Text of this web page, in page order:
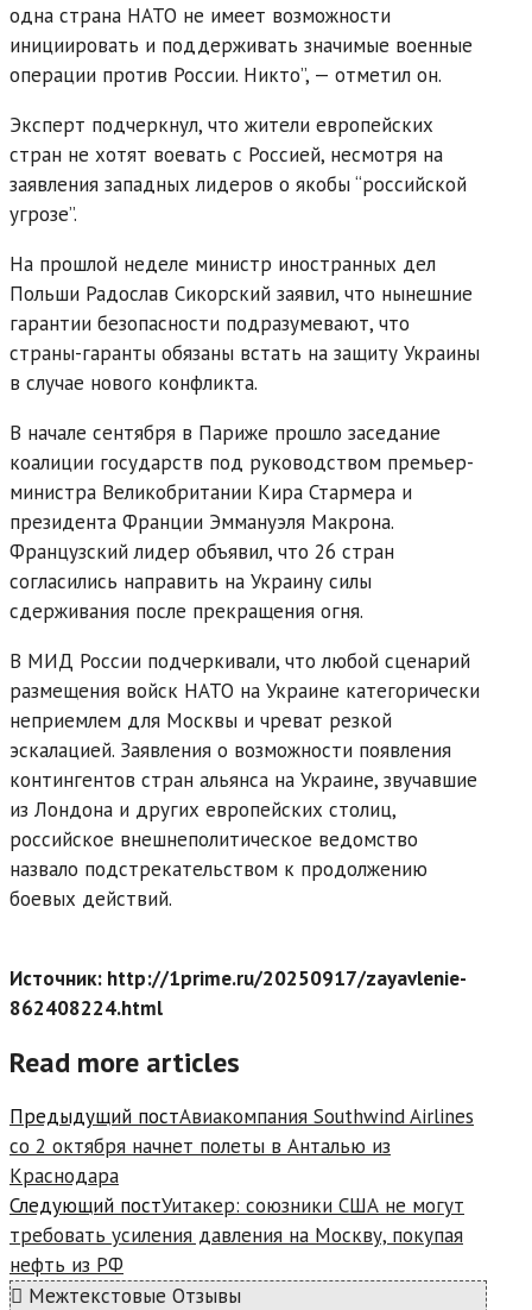
одна страна НАТО не имеет возможности
инициировать и поддерживать значимые военные
операции против России. Никто”, — отметил он.
Эксперт подчеркнул, что жители европейских
стран не хотят воевать с Россией, несмотря на
заявления западных лидеров о якобы “российской
угрозе”.
На прошлой неделе министр иностранных дел
Польши Радослав Сикорский заявил, что нынешние
гарантии безопасности подразумевают, что
страны-гаранты обязаны встать на защиту Украины
в случае нового конфликта.
В начале сентября в Париже прошло заседание
коалиции государств под руководством премьер-
министра Великобритании Кира Стармера и
президента Франции Эммануэля Макрона.
Французский лидер объявил, что 26 стран
согласились направить на Украину силы
сдерживания после прекращения огня.
В МИД России подчеркивали, что любой сценарий
размещения войск НАТО на Украине категорически
неприемлем для Москвы и чреват резкой
эскалацией. Заявления о возможности появления
контингентов стран альянса на Украине, звучавшие
из Лондона и других европейских столиц,
российское внешнеполитическое ведомство
назвало подстрекательством к продолжению
боевых действий.
Источник: http://1prime.ru/20250917/zayavlenie-
862408224.html
Read more articles
Предыдущий постАвиакомпания Southwind Airlines
со 2 октября начнет полеты в Анталью из
Краснодара
Следующий постУитакер: союзники США не могут
требовать усиления давления на Москву, покупая
нефть из РФ
Межтекстовые Отзывы